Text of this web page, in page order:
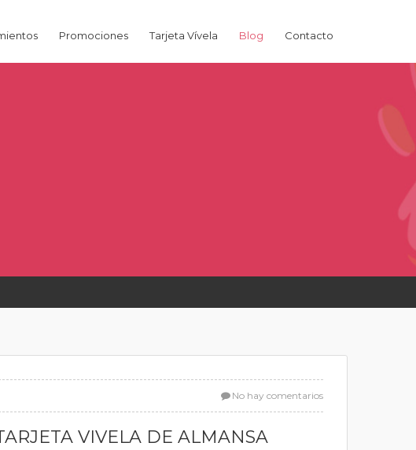
Promociones Tarjeta Vívela Blog Contacto
No hay comentarios
VIVELA DE ALMANSA